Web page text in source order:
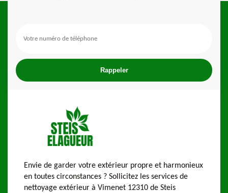
Envie de garder votre extérieur propre et harmonieux
en toutes circonstances ? Sollicitez les services de
nettoyage extérieur à Vimenet 12310 de Steis